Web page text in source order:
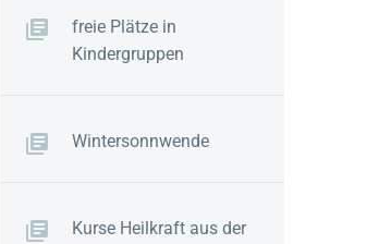
freie Plätze in
Kindergruppen
Wintersonnwende
Kurse Heilkraft aus der